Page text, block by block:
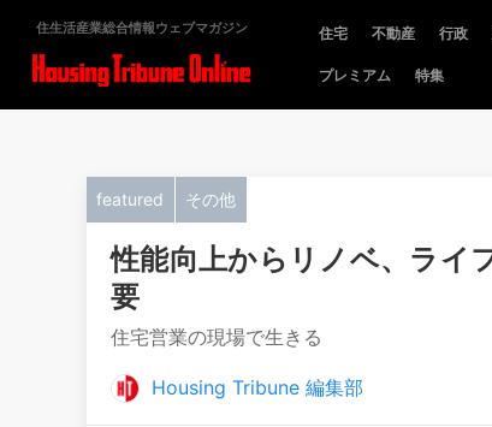
住生活産業総合情報ウェブマガジン 住宅 不動産 行政
プレミアム 特集
featured その他
性能向上からリノベ、ライ
要
住宅営業の現場で生きる
Housing Tribune 編集部